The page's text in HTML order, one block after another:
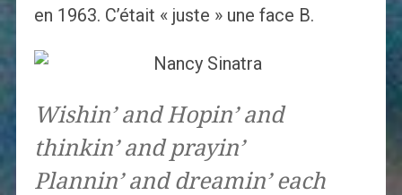
en 1963. C’était « juste » une face B.
Wishin’ and Hopin’ and
thinkin’ and prayin’
Plannin’ and dreamin’ each